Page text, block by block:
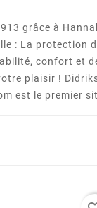
grâce à
: La protection
confort et
plaisir !
est le premier